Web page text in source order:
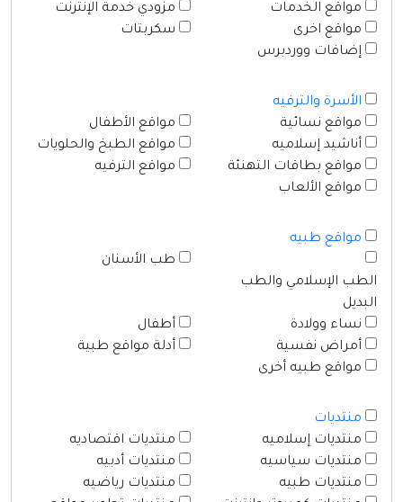
مواقع الخدمات
مزودي خدمة الإنترنت
مواقع اخرى
سكربتات
إضافات ووردبرس
الأسرة والترفيه
مواقع نسائية
مواقع الأطفال
أناشيد إسلاميه
مواقع الطبخ والحلويات
مواقع بطاقات التهنئة
مواقع الترفيه
مواقع الألعاب
مواقع طبيه
الطب الإسلامي والطب
البديل
طب الأسنان
نساء وولادة
أطفال
أمراض نفسية
أدلة مواقع طبية
مواقع طبيه أخرى
منتديات
منتديات إسلاميه
منتديات اقتصاديه
منتديات سياسيه
منتديات أدبيه
منتديات طبيه
منتديات رياضيه